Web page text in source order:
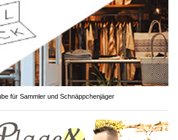
für Sammler und Schnäppchenjäger